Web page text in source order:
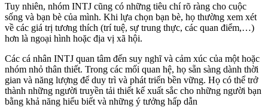
Tuy nhiên, nhóm INTJ cũng có những tiêu chí rõ ràng cho cuộc
sống và bạn bè của mình. Khi lựa chọn bạn bè, họ thường xem xét
về các giá trị tương thích (trí tuệ, sự trung thực, các quan điểm,…)
hơn là ngoại hình hoặc địa vị xã hội.
Các cá nhân INTJ quan tâm đến suy nghĩ và cảm xúc của một hoặc
nhóm nhỏ thân thiết. Trong các mối quan hệ, họ sẵn sàng dành thời
gian và năng lượng để duy trì và phát triển bền vững. Họ có thể trở
thành những người truyền tải thiết kế xuất sắc cho những người bạn
bằng khả năng hiểu biết và những ý tưởng hấp dẫn